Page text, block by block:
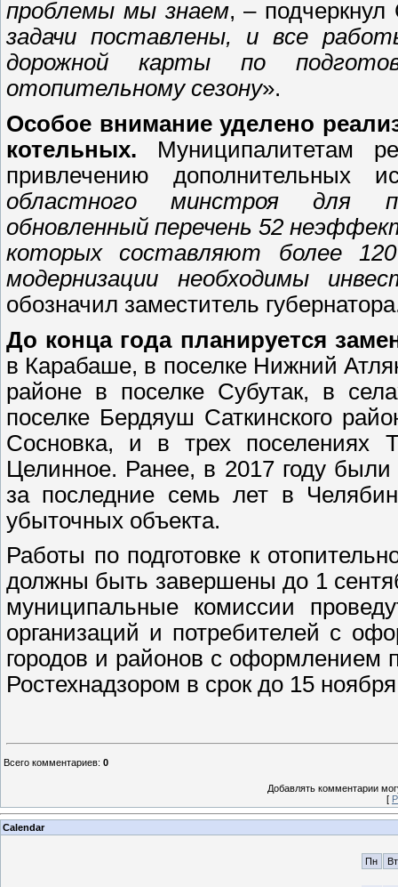
проблемы мы знаем, –
задачи поставлены, и все
дорожной карты по
отопительному сезону».
Особое внимание уделено
котельных. Муниципалитетам
привлечению дополнительных
областного минстроя для
обновленный перечень 52
которых составляют более
модернизации необходимы
обозначил заместитель
До конца года планируется
в Карабаше, в поселке Нижний
районе в поселке Субутак, в
поселке Бердяуш Саткинского
Сосновка, и в трех поселениях
Целинное. Ранее, в 2017 году
за последние семь лет в
убыточных объекта.
Работы по подготовке к
должны быть завершены до 1
муниципальные комиссии
организаций и потребителей с
городов и районов с оформлением
Ростехнадзором в срок до 15
Всего комментариев: 0
Добавлять комментарии
[
Calendar
Пн Вт